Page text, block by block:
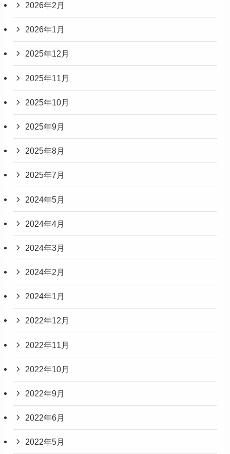
2026年2月
2026年1月
2025年12月
2025年11月
2025年10月
2025年9月
2025年8月
2025年7月
2024年5月
2024年4月
2024年3月
2024年2月
2024年1月
2022年12月
2022年11月
2022年10月
2022年9月
2022年6月
2022年5月